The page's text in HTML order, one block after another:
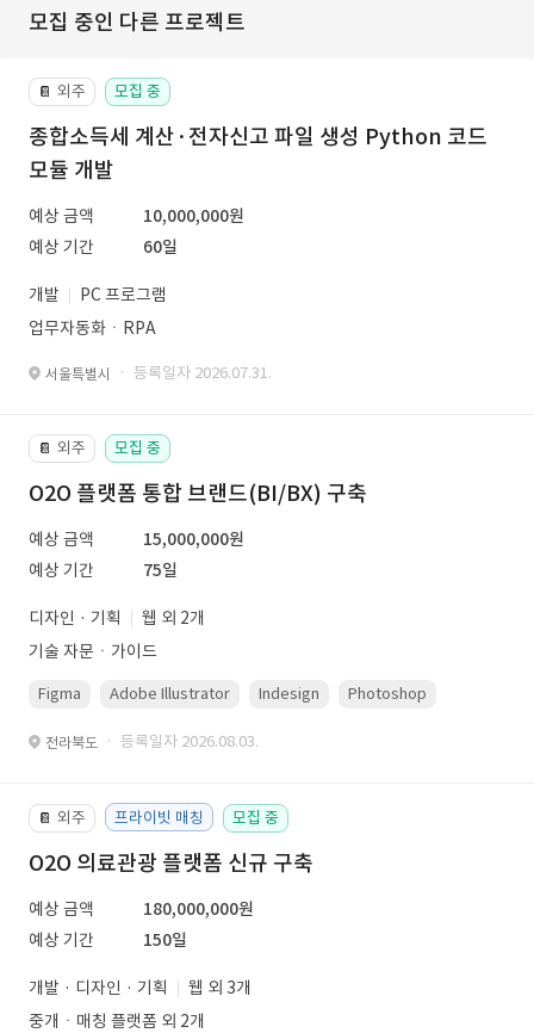
모집 중인 다른 프로젝트
📔 외주 모집 중
종합소득세 계산·전자신고 파일 생성 Python 코드
모듈 개발
예상 금액
10,000,000원
예상 기간
60일
개발
PC 프로그램
업무자동화ㆍRPA
서울특별시 · 등록일자 2026.07.31.
📔 외주 모집 중
O2O 플랫폼 통합 브랜드(BI/BX) 구축
예상 금액
15,000,000원
예상 기간
75일
디자인 · 기획
웹 외 2개
기술 자문ㆍ가이드
Figma Adobe Illustrator Indesign Photoshop
전라북도 · 등록일자 2026.08.03.
📔 외주 프라이빗 매칭 모집 중
O2O 의료관광 플랫폼 신규 구축
예상 금액
180,000,000원
예상 기간
150일
개발 · 디자인 · 기획
웹 외 3개
중개ㆍ매칭 플랫폼 외 2개